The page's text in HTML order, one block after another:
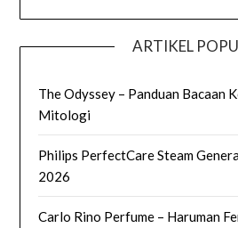
ARTIKEL
The Odyssey – Panduan Bacaan
Mitologi
Philips PerfectCare Steam
2026
Carlo Rino Perfume – Haruman